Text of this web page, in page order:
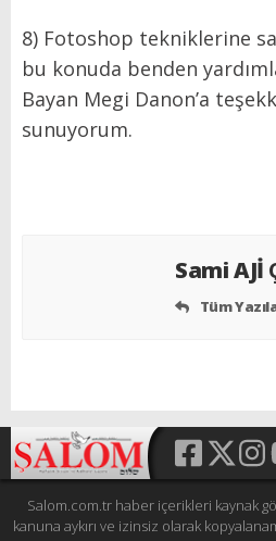
8) Fotoshop tekniklerine
bu konuda benden
Bayan Megi Danon’a
sunuyorum.
Sami AJİ
Tüm
Salom.com.tr haber içerikleri kaynak
kanuna aykırı ve izinsiz olarak